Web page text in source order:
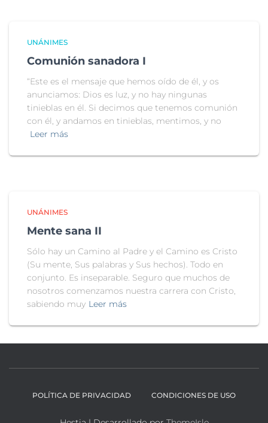
UNÁNIMES
Comunión sanadora I
“Este es el mensaje que hemos oído de él, y os
anunciamos: Dios es luz, y no hay ningunas
tinieblas en él. Si decimos que tenemos comunión
con él, y andamos en tinieblas, mentimos, y no
Leer más
UNÁNIMES
Mente sana II
Sólo hay un Camino al Padre y el Camino es Cristo
(Su mente, Sus palabras y Sus hechos). Todo en
conjunto. Es inseparable. Seguro que muchos de
nosotros comenzamos nuestra carrera con Cristo,
sabiendo muy Leer más
POLÍTICA DE PRIVACIDAD CONDICIONES DE USO